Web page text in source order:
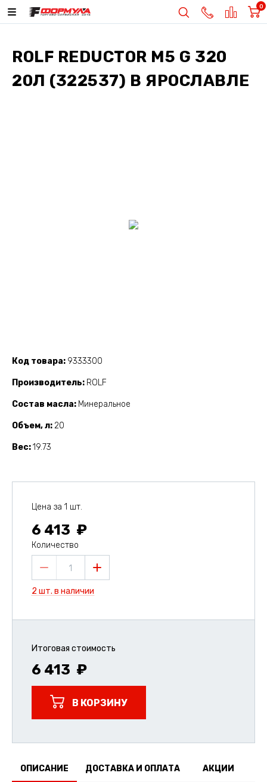
0
ROLF REDUCTOR M5 G 320
20Л (322537) В ЯРОСЛАВЛЕ
Код товара 9333300
Производитель ROLF
Состав масла Минеральное
Объем, л 20
Вес 19.73
Цена за 1 шт.
6 413
Количество
1
2 шт. в наличии
Итоговая стоимость
6 413
В КОРЗИНУ
ОПИСАНИЕ ДОСТАВКА И ОПЛАТА АКЦИИ